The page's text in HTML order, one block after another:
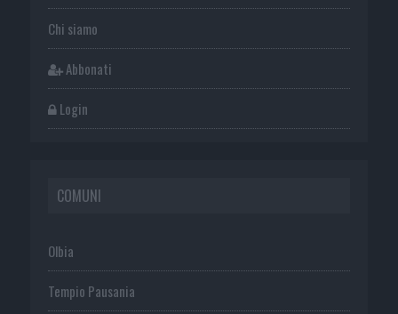
Chi siamo
Abbonati
Login
COMUNI
Olbia
Tempio Pausania